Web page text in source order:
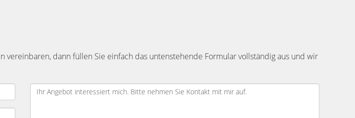
dann füllen Sie einfach das untenstehende Formular vollständig aus und wir